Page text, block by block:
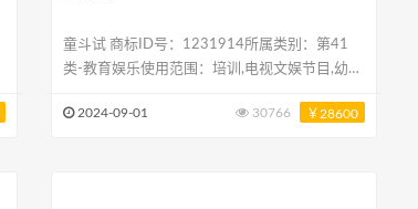
童斗试 商标ID号：1231914所属类别：第41
类-教育娱乐使用范围：培训,电视文娱节目,幼儿
的在线电子出版物,娱乐服务,学校教育服务,提供
2024-09-01 30766 ￥28600